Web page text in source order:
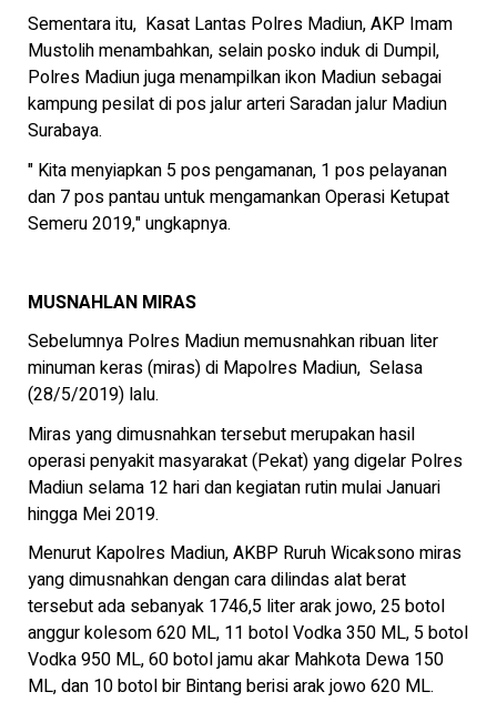
Sementara itu, Kasat Lantas Polres Madiun, AKP Imam
Mustolih menambahkan, selain posko induk di Dumpil,
Polres Madiun juga menampilkan ikon Madiun sebagai
kampung pesilat di pos jalur arteri Saradan jalur Madiun
Surabaya.
" Kita menyiapkan 5 pos pengamanan, 1 pos pelayanan
dan 7 pos pantau untuk mengamankan Operasi Ketupat
Semeru 2019," ungkapnya.
MUSNAHLAN MIRAS
Sebelumnya Polres Madiun memusnahkan ribuan liter
minuman keras (miras) di Mapolres Madiun, Selasa
(28/5/2019) lalu.
Miras yang dimusnahkan tersebut merupakan hasil
operasi penyakit masyarakat (Pekat) yang digelar Polres
Madiun selama 12 hari dan kegiatan rutin mulai Januari
hingga Mei 2019.
Menurut Kapolres Madiun, AKBP Ruruh Wicaksono miras
yang dimusnahkan dengan cara dilindas alat berat
tersebut ada sebanyak 1746,5 liter arak jowo, 25 botol
anggur kolesom 620 ML, 11 botol Vodka 350 ML, 5 botol
Vodka 950 ML, 60 botol jamu akar Mahkota Dewa 150
ML, dan 10 botol bir Bintang berisi arak jowo 620 ML.